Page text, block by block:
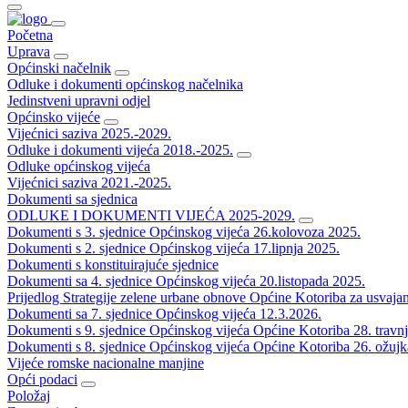
Početna
Uprava
Općinski načelnik
Odluke i dokumenti općinskog načelnika
Jedinstveni upravni odjel
Općinsko vijeće
Vijećnici saziva 2025.-2029.
Odluke i dokumenti vijeća 2018.-2025.
Odluke općinskog vijeća
Vijećnici saziva 2021.-2025.
Dokumenti sa sjednica
ODLUKE I DOKUMENTI VIJEĆA 2025-2029.
Dokumenti s 3. sjednice Općinskog vijeća 26.kolovoza 2025.
Dokumenti s 2. sjednice Općinskog vijeća 17.lipnja 2025.
Dokumenti s konstituirajuće sjednice
Dokumenti sa 4. sjednice Općinskog vijeća 20.listopada 2025.
Prijedlog Strategije zelene urbane obnove Općine Kotoriba za
Dokumenti sa 7. sjednice Općinskog vijeća 12.3.2026.
Dokumenti s 9. sjednice Općinskog vijeća Općine Kotoriba 28.
Dokumenti s 8. sjednice Općinskog vijeća Općine Kotoriba 26.
Vijeće romske nacionalne manjine
Opći podaci
Položaj